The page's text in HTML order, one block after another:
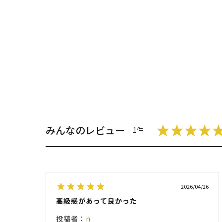
みんなのレビュー 1件
2026/04/26
高級感があって良かった
投稿者： n